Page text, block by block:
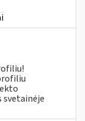
svetainėje